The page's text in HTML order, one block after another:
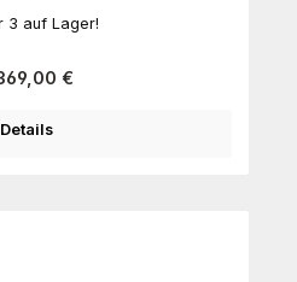
3 auf Lager!
Preis:
€
Details